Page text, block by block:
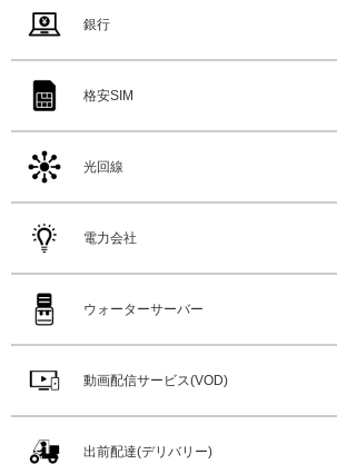
銀行
格安SIM
光回線
電力会社
ウォーターサーバー
動画配信サービス(VOD)
出前配達(デリバリー)